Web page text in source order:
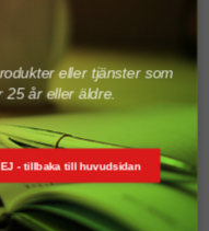
att minska skräppost.Lär
.
eller tjänster som
25 år eller äldre.
- tillbaka till huvudsidan